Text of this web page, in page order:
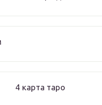
4 карта таро